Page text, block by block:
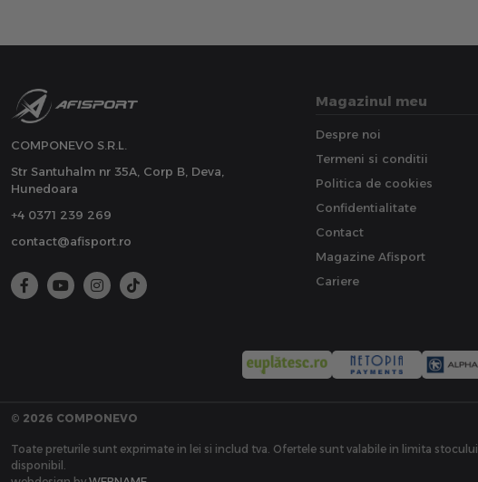
COMPONEVO S.R.L.
Str Santuhalm nr 35A, Corp B, Deva,
Hunedoara
+4 0371 239 269
contact@afisport.ro
Magazinul meu
Despre noi
Termeni si conditii
Politica de cookies
Confidentialitate
Contact
Magazine Afisport
Cariere
© 2026 COMPONEVO
Toate preturile sunt exprimate in lei si includ tva. Ofertele sunt valabile in limita stocului
disponibil.